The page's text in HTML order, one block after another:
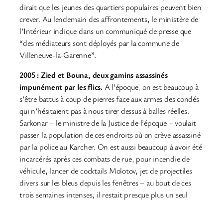
dirait que les jeunes des quartiers populaires peuvent bien
crever. Au lendemain des affrontements, le ministère de
l’Intérieur indique dans un communiqué de presse que
“des médiateurs sont déployés par la commune de
Villeneuve-la-Garenne”.
2005 : Zied et Bouna, deux gamins assassinés
impunément par les flics.A l’époque, on est beaucoup à
s’être battus à coup de pierres face aux armes des condés
qui n’hésitaient pas à nous tirer dessus à balles réelles.
Sarkonar – le ministre de la Justice de l’époque – voulait
passer la population de ces endroits où on crève assassiné
par la police au Karcher. On est aussi beaucoup à avoir été
incarcérés après ces combats de rue, pour incendie de
véhicule, lancer de cocktails Molotov, jet de projectiles
divers sur les bleus depuis les fenêtres – au bout de ces
trois semaines intenses, il restait presque plus un seul